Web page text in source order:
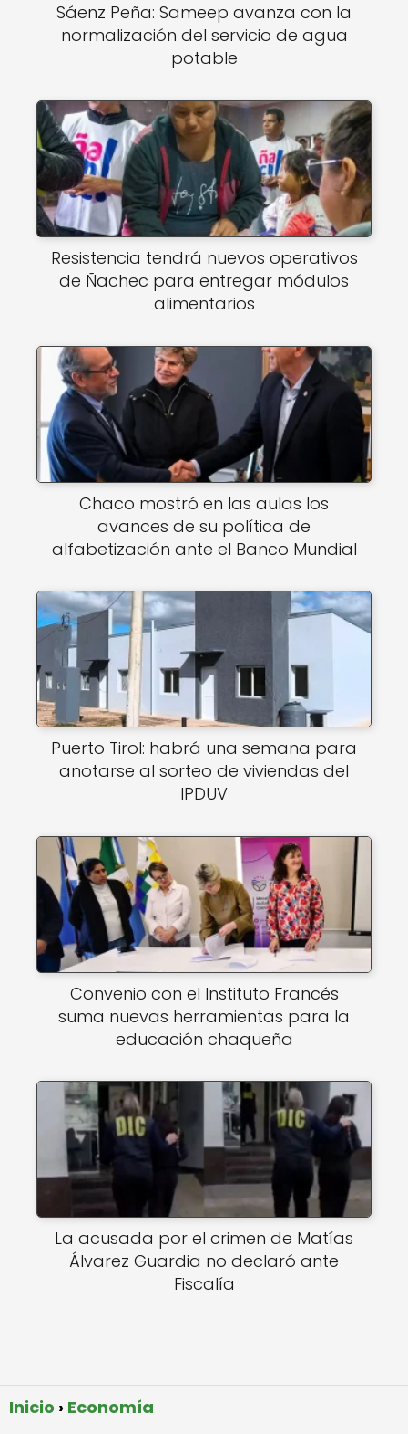
Sáenz Peña: Sameep avanza con la
normalización del servicio de agua
potable
Resistencia tendrá nuevos operativos
de Ñachec para entregar módulos
alimentarios
Chaco mostró en las aulas los
avances de su política de
alfabetización ante el Banco Mundial
Puerto Tirol: habrá una semana para
anotarse al sorteo de viviendas del
IPDUV
Convenio con el Instituto Francés
suma nuevas herramientas para la
educación chaqueña
La acusada por el crimen de Matías
Álvarez Guardia no declaró ante
Fiscalía
Inicio Economía